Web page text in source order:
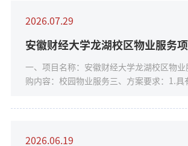
2026.07.29
安徽财经大学龙湖校区物业服务
一、项目名称：安徽财经大学龙湖校区物业
购内容：校园物业服务三、方案要求：1.具
2026.06.19